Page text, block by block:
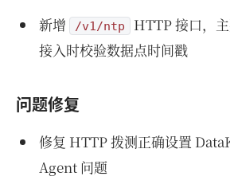
新增 /v1/ntp HTTP 接口，
接入时校验数据点时间戳
问题修复
修复 HTTP 拨测正确设置
Agent 问题